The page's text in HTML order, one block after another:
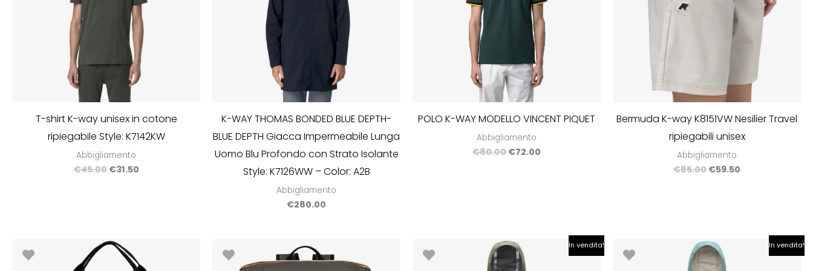
T-shirt K-way unisex in cotone
ripiegabile Style: K7142KW
Abbigliamento
€45.00 €31.50
K-WAY THOMAS BONDED BLUE DEPTH-
BLUE DEPTH Giacca Impermeabile Lunga
Uomo Blu Profondo con Strato Isolante
Style: K7126WW – Color: A2B
Abbigliamento
€280.00
POLO K-WAY MODELLO VINCENT PIQUET
Abbigliamento
€80.00 €72.00
Bermuda K-way K8151VW Nesilier Travel
ripiegabili unisex
Abbigliamento
€85.00 €59.50
In vendita!
Il
prezzo
originale
prezzo
In vendita!
Il
prezzo
originale
prezzo